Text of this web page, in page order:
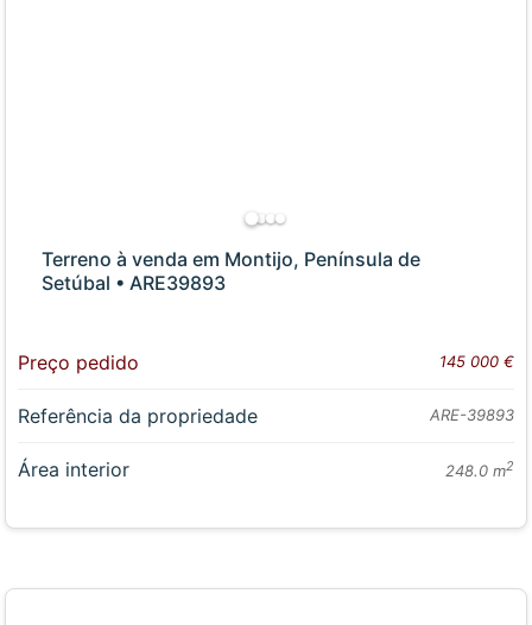
Terreno à venda em Montijo, Península de
Setúbal • ARE39893
Preço pedido 145 000 €
Referência da propriedade ARE-39893
Área interior 248.0 m2